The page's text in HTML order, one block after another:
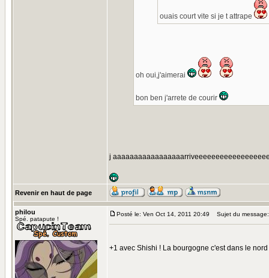
ouais court vite si je t attrape
oh oui,j'aimerai
bon ben j'arrete de courir
j
Revenir en haut de page
philou
Spé. patapute !
Posté le: Ven Oct 14, 2011 20:49 Sujet du message:
+1 avec Shishi ! La bourgogne c'est dans le nord